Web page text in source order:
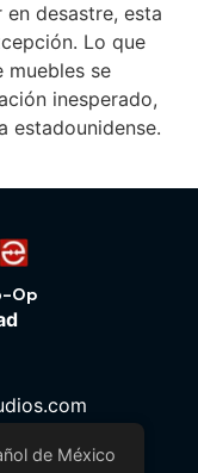
desastre, esta
Lo que
muebles se
inesperado,
estadounidense.
Op
de México